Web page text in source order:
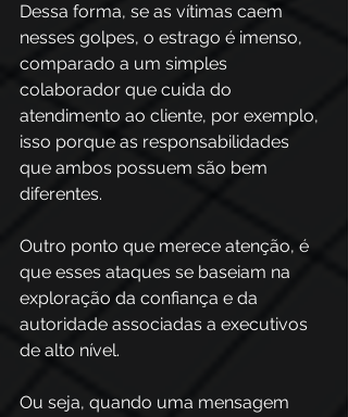
Dessa forma, se as vítimas caem
nesses golpes, o estrago é imenso,
comparado a um simples
colaborador que cuida do
atendimento ao cliente, por exemplo,
isso porque as responsabilidades
que ambos possuem são bem
diferentes.
Outro ponto que merece atenção, é
que esses ataques se baseiam na
exploração da confiança e da
autoridade associadas a executivos
de alto nível.
Ou seja, quando uma mensagem